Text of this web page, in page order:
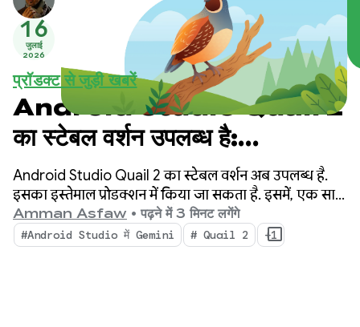
16
जुलाई
2026
प्रॉडक्ट से जुड़ी खबरें
Android Studio Quail 2
का स्टेबल वर्शन उपलब्ध है:
Android Studio के एआई
एजेंट की मदद से एक साथ कई काम करें
Android Studio Quail 2 का स्टेबल वर्शन अब उपलब्ध है.
इसका इस्तेमाल प्रोडक्शन में किया जा सकता है. इसमें, एक साथ
कई एजेंटिक वर्कफ़्लो, नेटिव तौर पर इंटिग्रेट की गई मेमोरी लीक
प्रोफ़ाइलिंग, और कॉन्टेक्स्ट के हिसाब से क्रैश ठीक करने की
सुविधा है. इससे आपके आईडीई में बदलाव आएगा.
Amman Asfaw • पढ़ने में 3 मिनट लगेंगे
#Android Studio में Gemini # Quail 2 +1